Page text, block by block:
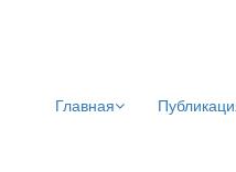
Главная